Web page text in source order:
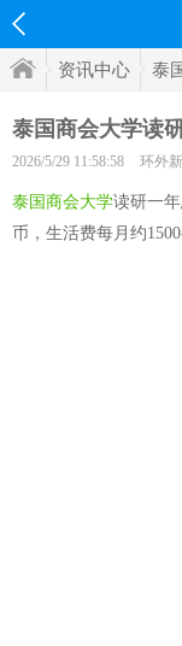
资讯中心 泰
泰国商会大学读
2026/5/29 11:58:58 环外
泰国商会大学读研一
币，生活费每月约